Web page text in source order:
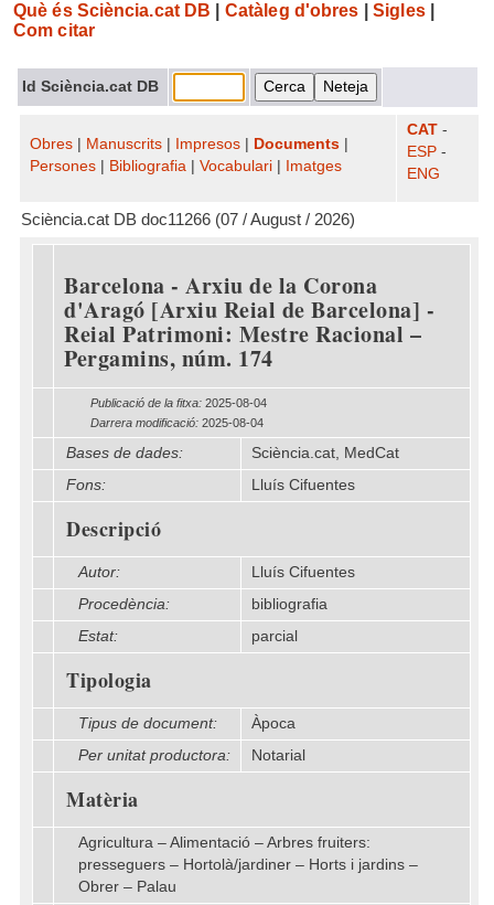
Què és Sciència.cat DB Catàleg d'obres Sigles|
Com citar
Id Sciència.cat DB
Obres Manuscrits Impresos Documents
Persones
Bibliografia Vocabulari Imatges
CAT -
ESP -
ENG
Sciència.cat DB doc11266 (07 / August / 2026)
Barcelona - Arxiu de la Corona
d'Aragó [Arxiu Reial de Barcelona] -
Reial Patrimoni: Mestre Racional –
Pergamins, núm. 174
Publicació de la fitxa: 2025-08-04
Darrera modificació: 2025-08-04
Bases de dades:
Sciència.cat, MedCat
Fons:
Lluís Cifuentes
Descripció
Autor:
Lluís Cifuentes
Procedència:
bibliografia
Estat:
parcial
Tipologia
Tipus de document:
Àpoca
Per unitat productora:
Notarial
Matèria
Agricultura – Alimentació – Arbres fruiters:
presseguers – Hortolà/jardiner – Horts i jardins –
Obrer – Palau